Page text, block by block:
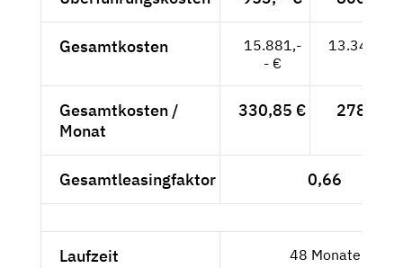
Gesamtkosten
15.881,-
- €
13.345,38
Gesamtkosten /
Monat
330,85 € 278,03 €
Gesamtleasingfaktor 0,66
Laufzeit 48 Monate